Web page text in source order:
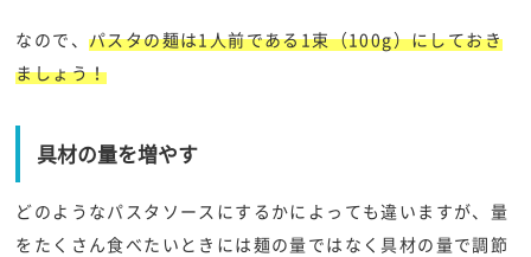
なので、パスタの麺は1人前である1束（100g）にしておき
ましょう！
具材の量を増やす
どのようなパスタソースにするかによっても違いますが、量
をたくさん食べたいときには麺の量ではなく具材の量で調節